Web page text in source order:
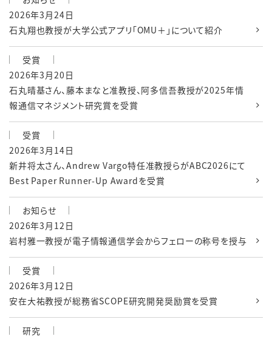
2026年3月24日
石丸翔也教授が大学公式アプリ「OMU＋」について紹介
受賞
2026年3月20日
石丸晴基さん、藤本まなと准教授、阿多信吾教授が2025年情
報通信マネジメント研究賞を受賞
受賞
2026年3月14日
新井将太さん、Andrew Vargo特任准教授らがABC2026にて
Best Paper Runner-Up Awardを受賞
お知らせ
2026年3月12日
岩村雅一教授が電子情報通信学会からフェローの称号を授与
受賞
2026年3月12日
安在大祐教授が総務省SCOPE研究開発奨励賞を受賞
研究